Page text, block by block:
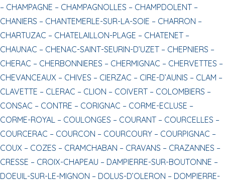
– CHAMPAGNE – CHAMPAGNOLLES – CHAMPDOLENT –
CHANIERS – CHANTEMERLE-SUR-LA-SOIE – CHARRON –
CHARTUZAC – CHATELAILLON-PLAGE – CHATENET –
CHAUNAC – CHENAC-SAINT-SEURIN-D’UZET – CHEPNIERS –
CHERAC – CHERBONNIERES – CHERMIGNAC – CHERVETTES –
CHEVANCEAUX – CHIVES – CIERZAC – CIRE-D’AUNIS – CLAM –
CLAVETTE – CLERAC – CLION – COIVERT – COLOMBIERS –
CONSAC – CONTRE – CORIGNAC – CORME-ECLUSE –
CORME-ROYAL – COULONGES – COURANT – COURCELLES –
COURCERAC – COURCON – COURCOURY – COURPIGNAC –
COUX – COZES – CRAMCHABAN – CRAVANS – CRAZANNES –
CRESSE – CROIX-CHAPEAU – DAMPIERRE-SUR-BOUTONNE –
DOEUIL-SUR-LE-MIGNON – DOLUS-D’OLERON – DOMPIERRE-